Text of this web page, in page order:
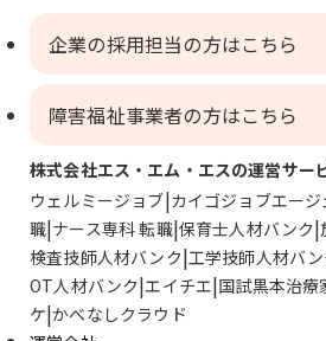
企業の採用担当の方はこちら
障害福祉事業者の方はこちら
株式会社エス・エム・エスの運営サー
ウェルミージョブ カイゴジョブエージ
職 ナース専科 転職 保育士人材バンク
検査技師人材バンク 工学技師人材バン
OT人材バンク エイチエ 国試黒本治療
ケ かべなしクラウド